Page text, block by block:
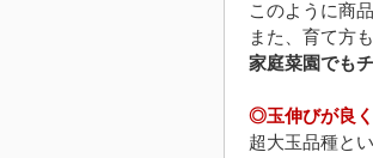
このように商
また、育て方
家庭菜園でも
◎玉伸びが良
超大玉品種と